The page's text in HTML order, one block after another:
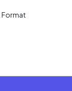
Format